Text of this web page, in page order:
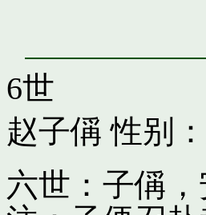
6世
赵子偁 性别
六世：子偁